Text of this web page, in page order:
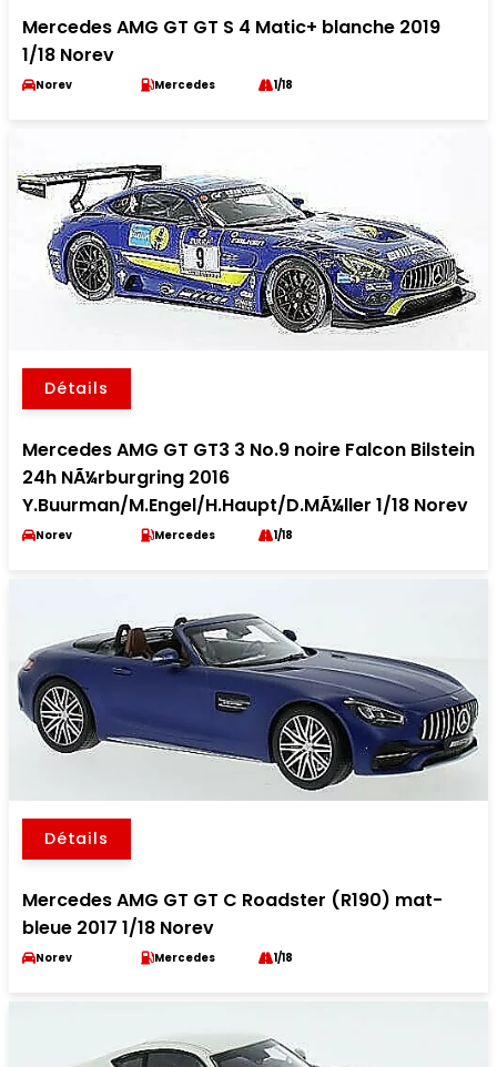
Mercedes AMG GT GT S 4 Matic+ blanche 2019
1/18 Norev
Norev Mercedes 1/18
Détails
Mercedes AMG GT GT3 3 No.9 noire Falcon Bilstein
24h NÃ¼rburgring 2016
Y.Buurman/M.Engel/H.Haupt/D.MÃ¼ller 1/18 Norev
Norev Mercedes 1/18
Détails
Mercedes AMG GT GT C Roadster (R190) mat-
bleue 2017 1/18 Norev
Norev Mercedes 1/18